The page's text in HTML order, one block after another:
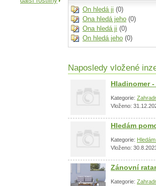
On hledá ji (0)
Ona hledá jeho (0)
Ona hledá ji (0)
On hledá jeho (0)
Naposledy vložené
Hladinomer
Kategorie:
Vloženo:
Hledám
Kategorie:
Vloženo:
Zánovní
Kategorie: